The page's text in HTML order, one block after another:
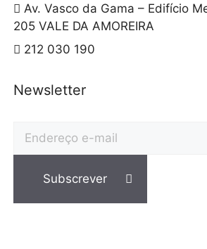
Av. Vasco da Gama – Edifício
205 VALE DA AMOREIRA
212 030 190
Newsletter